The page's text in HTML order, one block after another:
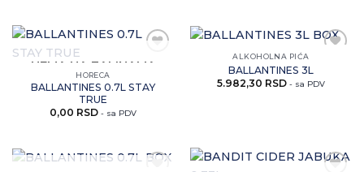
Zaprati
artikal
NEMA NA ZALIHAMA
HORECA
BALLANTINES 0.7L STAY
TRUE
0,00 RSD - sa PDV
artikal
ALKOHOLNA PIĆA
BALLANTINES 3L
5.982,30 RSD - sa PDV